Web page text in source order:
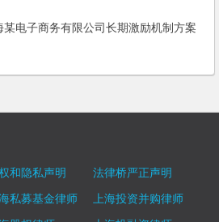
子商务有限公司长期激励机制方案
和隐私声明
法律桥严正声明
海私募基金律师
上海投资并购律师